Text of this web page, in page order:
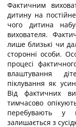
Фактичним
дитину на
чого дитина
вихователя.
лише близькі чи
сторонні особи.
процесі
влаштування
піклування як
Від фактичних
тимчасово
перебувають у
залишається з